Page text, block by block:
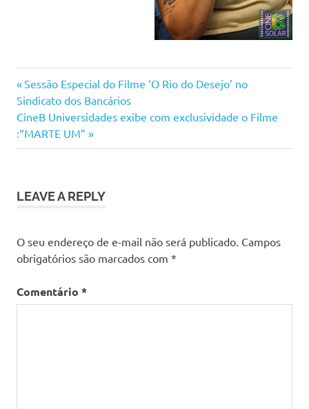
Navegação
de
Post
Previous
Post:
Sessão Especial do Filme ‘O Rio do Desejo’ no
Sindicato dos Bancários
Next
Post:
CineB Universidades exibe com exclusividade o Filme
:“MARTE UM”
LEAVE A REPLY
O seu endereço de e-mail não será publicado. Campos
obrigatórios são marcados com *
Comentário *